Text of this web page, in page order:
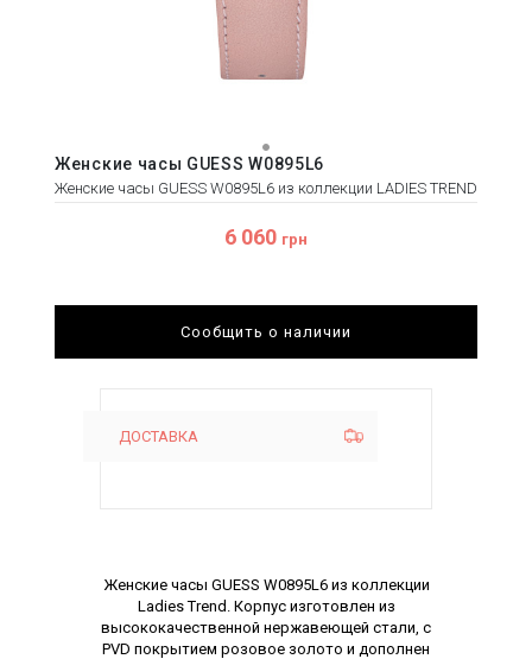
Женские часы GUESS W0895L6
Женские часы GUESS W0895L6 из коллекции LADIES TREND
6 060 грн
Сообщить о наличии
ДОСТАВКА
Описание
Женские часы GUESS W0895L6 из коллекции
Ladies Trend. Корпус изготовлен из
высококачественной нержавеющей стали, с
PVD покрытием розовое золото и дополнен